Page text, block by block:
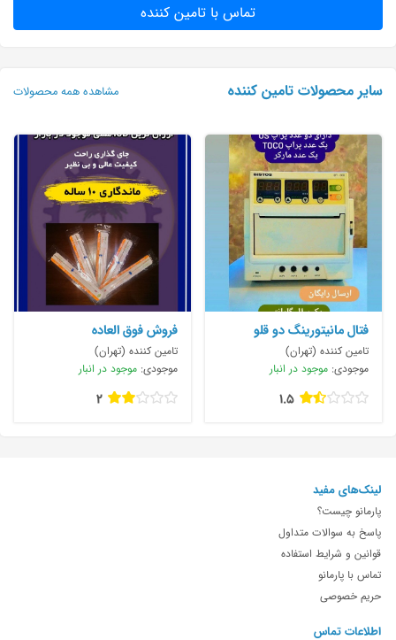
تماس با تامین کننده
سایر محصولات تامین کننده مشاهده همه محصولات
فتال مانیتورینگ دو قلو
Bistos BT
تامین کننده (تهران)
موجودی: موجود در انبار
1.5
فروش فوق العاده
تامین کننده (تهران)
موجودی: موجود در انبار
2
لینک‌های مفید
پارمانو چیست؟
پاسخ به سوالات متداول
قوانین و شرایط استفاده
تماس با پارمانو
حریم خصوصی
اطلاعات تماس